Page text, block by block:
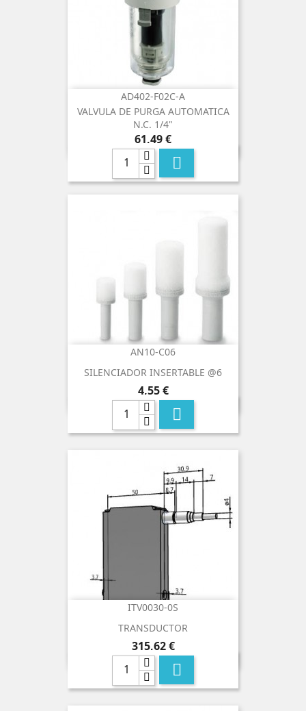
AD402-F02C-A
VALVULA DE PURGA AUTOMATICA
N.C. 1/4"
Precio
61,49 €

AN10-C06
SILENCIADOR INSERTABLE @6
Precio
4,55 €

ITV0030-0S
TRANSDUCTOR
Precio
315,62 €
